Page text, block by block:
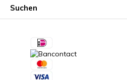
Suchen